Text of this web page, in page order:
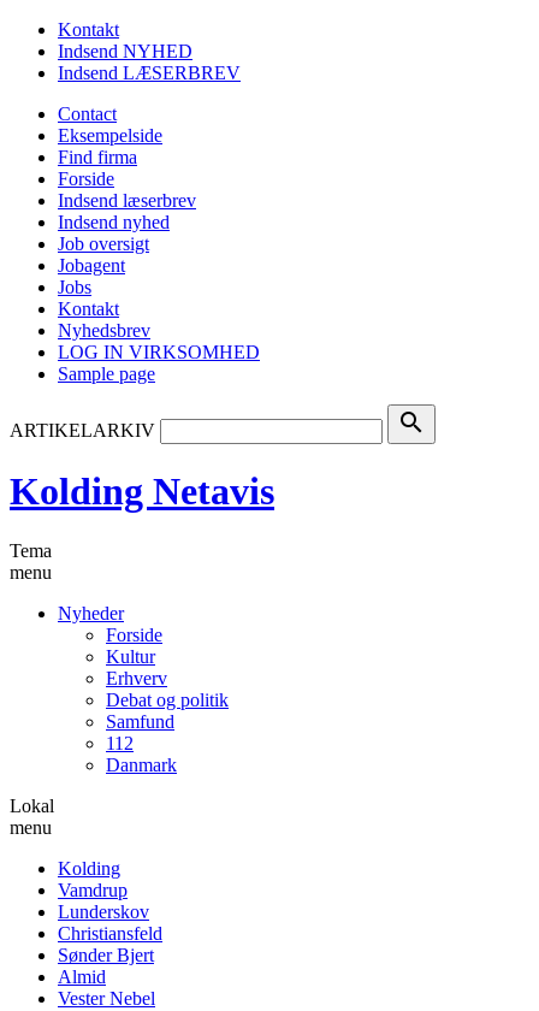
Kontakt
Indsend NYHED
Indsend LÆSERBREV
Contact
Eksempelside
Find firma
Forside
Indsend læserbrev
Indsend nyhed
Job oversigt
Jobagent
Jobs
Kontakt
Nyhedsbrev
LOG IN VIRKSOMHED
Sample page
ARTIKELARKIV search
Kolding Netavis
Tema
menu
Nyheder
Forside
Kultur
Erhverv
Debat og politik
Samfund
112
Danmark
Lokal
menu
Kolding
Vamdrup
Lunderskov
Christiansfeld
Sønder Bjert
Almid
Vester Nebel